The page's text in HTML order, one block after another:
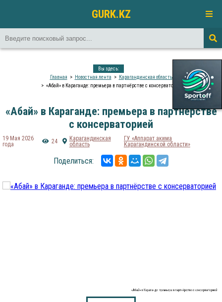
GURK.KZ
Вы здесь:
Главная
Новостная лента
Карагандинская область
«Абай» в Караганде: премьера в партнёрстве с консерваторией
«Абай» в Караганде: премьера в партнёрстве
с консерваторией
19 Мая 2026
года
24
Карагандинская
область
ГУ «Аппарат акима
Карагандинской области»
Поделиться:
«Абай» в Караганде: премьера в партнёрстве с консерваторией